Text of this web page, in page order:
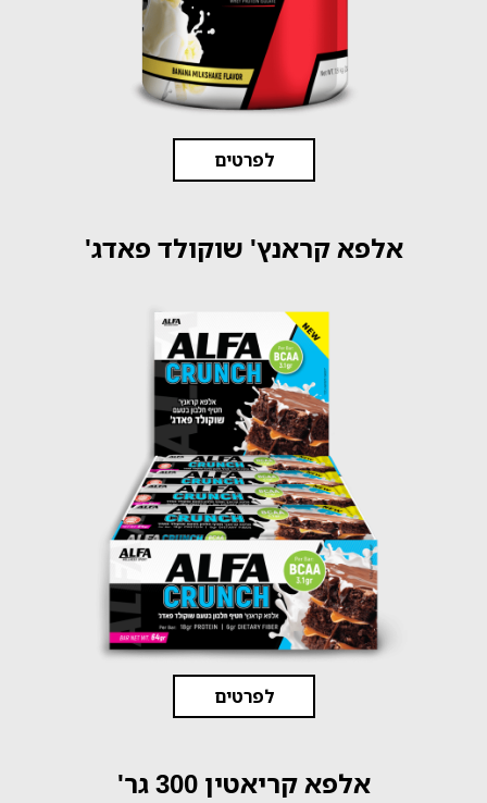
לפרטים
אלפא קראנץ' שוקולד פאדג'
לפרטים
אלפא קריאטין 300 גר'